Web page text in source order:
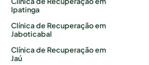
Ipatinga
Clínica de Recuperação em
Jaboticabal
Clínica de Recuperação em
Jaú